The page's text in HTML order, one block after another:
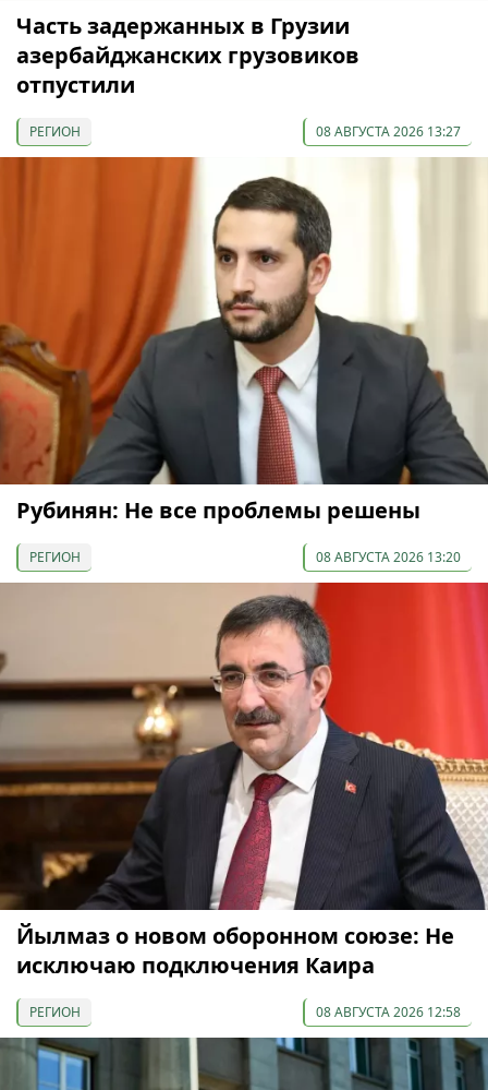
Часть задержанных в Грузии
азербайджанских грузовиков
отпустили
РЕГИОН 08 АВГУСТА 2026 13:27
Рубинян: Не все проблемы решены
РЕГИОН 08 АВГУСТА 2026 13:20
Йылмаз о новом оборонном союзе: Не
исключаю подключения Каира
РЕГИОН 08 АВГУСТА 2026 12:58